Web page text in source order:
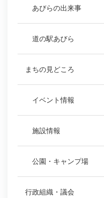
あびらの出来事
道の駅あびら
まちの見どころ
イベント情報
施設情報
公園・キャンプ場
行政組織・議会